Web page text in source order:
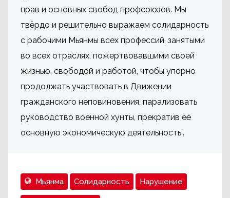
прав и основных свобод профсоюзов. Мы
твёрдо и решительно выражаем солидарность
с рабочими Мьянмы всех профессий, занятыми
во всех отраслях, пожертвовавшими своей
жизнью, свободой и работой, чтобы упорно
продолжать участвовать в Движении
гражданского неповиновения, парализовать
руководство военной хунты, прекратив её
основную экономическую деятельность”.
Мьянма Солидарность Нарушение